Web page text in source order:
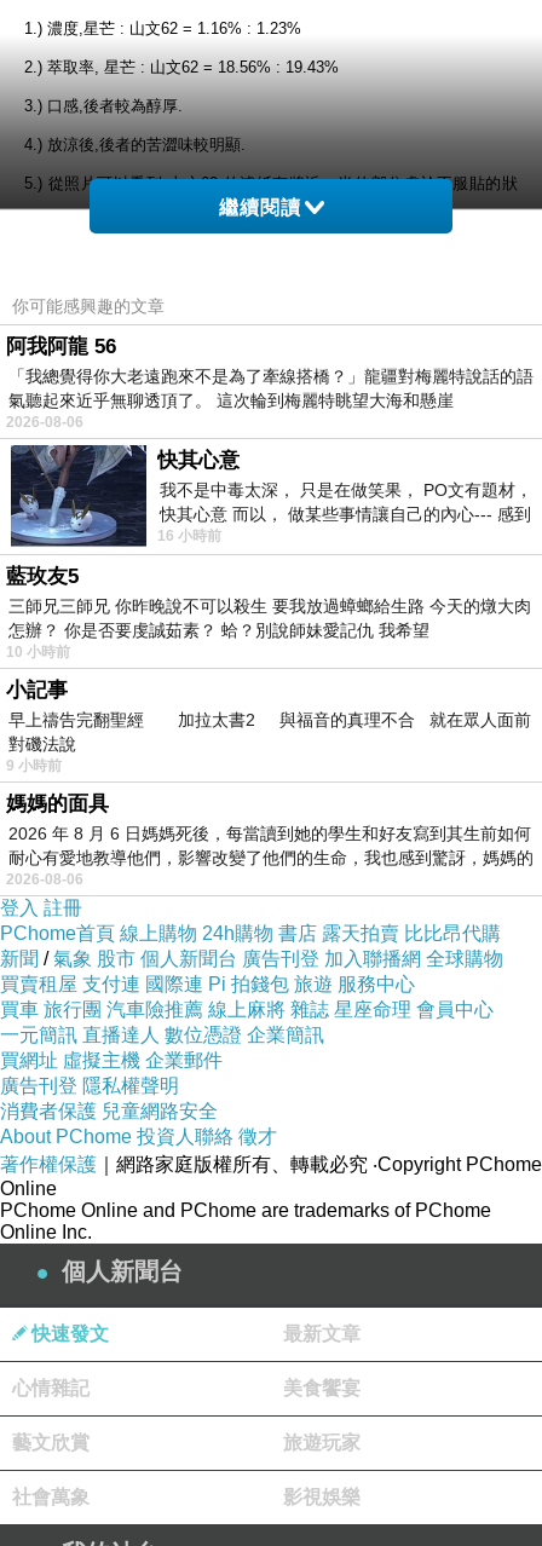
1.) 濃度,星芒 : 山文62 = 1.16% : 1.23%
2.) 萃取率, 星芒 : 山文62 = 18.56% : 19.43%
3.) 口感,後者較為醇厚.
4.) 放涼後,後者的苦澀味較明顯.
5.) 從照片可以看到,山文62 的濾紙有將近一半的部分處於不服貼的狀
底部多折一點,反而弄巧成拙 )
7.) 推測兩者濃度的差異,可能是由於
繼續閱讀
你可能感興趣的文章
阿我阿龍 56
「我總覺得你大老遠跑來不是為了牽線搭橋？」龍疆對梅麗特說話的語
氣聽起來近乎無聊透頂了。 這次輪到梅麗特眺望大海和懸崖
2026-08-06
快其心意
我不是中毒太深， 只是在做笑果， PO文有題材，
快其心意 而以， 做某些事情讓自己的內心--- 感到
愉快。
16 小時前
藍玫友5
三師兄三師兄 你昨晚說不可以殺生 要我放過蟑螂給生路 今天的燉大肉
怎辦？ 你是否要虔誠茹素？ 蛤？別說師妹愛記仇 我希望
10 小時前
小記事
早上禱告完翻聖經 加拉太書2 與福音的真理不合 就在眾人面前
對磯法說
9 小時前
媽媽的面具
2026 年 8 月 6 日媽媽死後，每當讀到她的學生和好友寫到其生前如何
耐心有愛地教導他們，影響改變了他們的生命，我也感到驚訝，媽媽的
2026-08-06
登入 註冊
PChome首頁 線上購物 24h購物 書店 露天拍賣 比比昂代購
新聞 /氣象 股市 個人新聞台 廣告刊登 加入聯播網 全球購物
買賣租屋 支付連 國際連 Pi 拍錢包 旅遊 服務中心
買車 旅行團 汽車險推薦 線上麻將 雜誌 星座命理 會員中心
一元簡訊 直播達人 數位憑證 企業簡訊
買網址 虛擬主機 企業郵件
廣告刊登 隱私權聲明
消費者保護 兒童網路安全
About PChome 投資人聯絡 徵才
著作權保護 ｜網路家庭版權所有、轉載必究 ‧Copyright PChome
Online
PChome Online and PChome are trademarks of PChome
Online Inc.
個人新聞台
快速發文 最新文章
心情雜記 美食饗宴
藝文欣賞 旅遊玩家
社會萬象 影視娛樂